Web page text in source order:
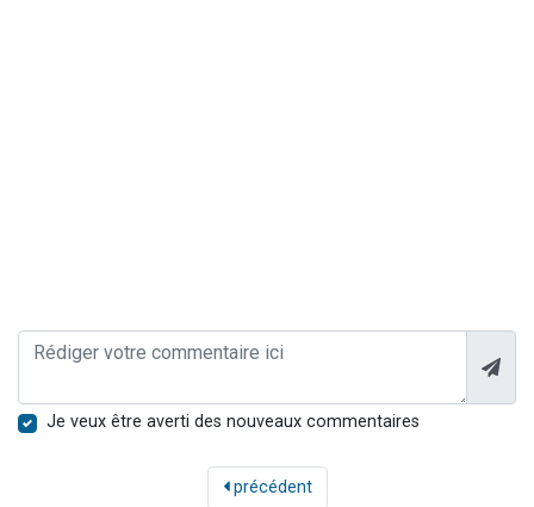
Je veux être averti des nouveaux commentaires
précédent